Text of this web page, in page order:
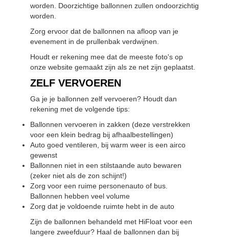
worden. Doorzichtige ballonnen zullen ondoorzichtig
worden.
Zorg ervoor dat de ballonnen na afloop van je
evenement in de prullenbak verdwijnen.
Houdt er rekening mee dat de meeste foto's op
onze website gemaakt zijn als ze net zijn geplaatst.
ZELF VERVOEREN
Ga je je ballonnen zelf vervoeren? Houdt dan
rekening met de volgende tips:
Ballonnen vervoeren in zakken (deze verstrekken
voor een klein bedrag bij afhaalbestellingen)
Auto goed ventileren, bij warm weer is een airco
gewenst
Ballonnen niet in een stilstaande auto bewaren
(zeker niet als de zon schijnt!)
Zorg voor een ruime personenauto of bus.
Ballonnen hebben veel volume
Zorg dat je voldoende ruimte hebt in de auto
Zijn de ballonnen behandeld met HiFloat voor een
langere zweefduur? Haal de ballonnen dan bij